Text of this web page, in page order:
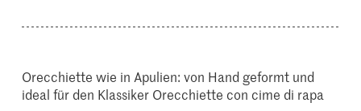
Orecchiette wie in Apulien: von Hand geformt und
ideal für den Klassiker Orecchiette con cime di rapa